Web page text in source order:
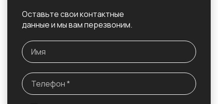
Оставьте свои контактные
данные и мы вам перезвоним.